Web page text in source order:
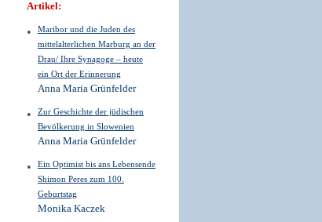
Artikel:
Maribor und die Juden des
mittelalterlichen Marburg an der
Drau/ Ihre Synagoge – heute
ein Ort der Erinnerung
Anna Maria Grünfelder
Zur Geschichte der jüdischen
Bevölkerung in Slowenien
Anna Maria Grünfelder
Ein Optimist bis ans Lebensende
Shimon Peres zum 100.
Geburtstag
Monika Kaczek